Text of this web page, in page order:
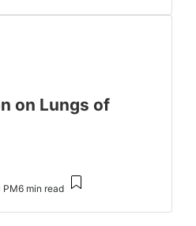
on Lungs of
PM6 min read